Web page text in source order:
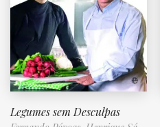
Legumes sem Desculpas